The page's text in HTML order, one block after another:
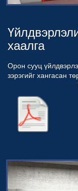
хаалга
Орон сууц
зэрэгийг